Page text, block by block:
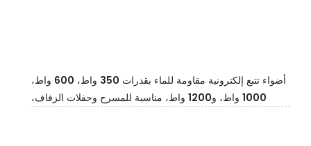
أضواء تتبع إلكترونية مقاومة للماء بقدرات 350 واط، 600 واط،
1000 واط، و1200 واط، مناسبة للمسرح وحفلات الزفاف،